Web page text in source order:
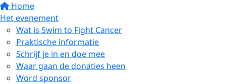
Home
Het evenement
Wat is Swim to Fight Cancer
Praktische informatie
Schrijf je in en doe mee
Waar gaan de donaties heen
Word sponsor